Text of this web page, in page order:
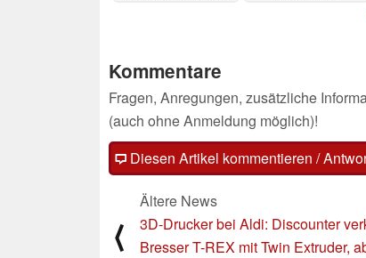
Kommentare
Fragen, Anregungen, zusätzliche
(auch ohne Anmeldung möglich)!
Diesen Artikel kommentieren /
⟨
Ältere News
3D-Drucker bei Aldi: Discounter
Bresser T-REX mit Twin Extruder,